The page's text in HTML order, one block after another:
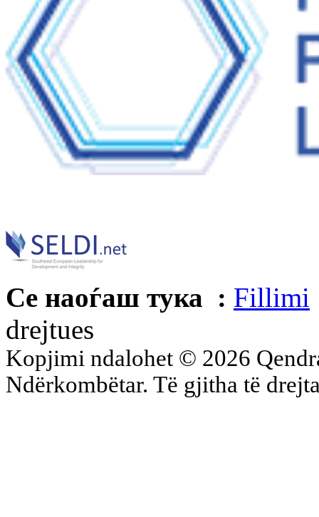
Се наоѓаш тука : Fillimi
drejtues
Kopjimi ndalohet © 2026
Ndërkombëtar. Të gjitha të